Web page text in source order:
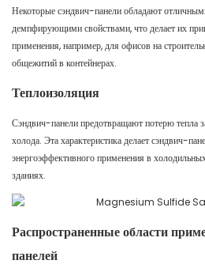
Некоторые сэндвич-панели обладают
демпфирующими свойствами, что делает их
применения, например, для офисов на
общежитий в контейнерах.
Теплоизоляция
Сэндвич-панели предотвращают потерю тепла
холода. Эта характеристика делает сэндвич-
энергоэффективного применения в
зданиях.
Распространенные области
панелей